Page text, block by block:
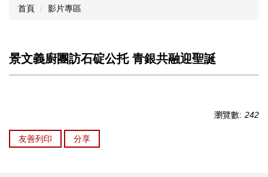
首頁 影片專區
景文義廚團訪石碇公托 青銀共融迎聖誕
瀏覽數: 242
友善列印 分享